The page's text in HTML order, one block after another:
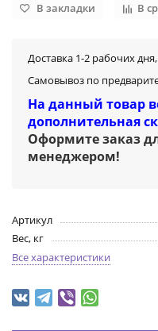
В закладки В
Доставка 1-2 рабочих
Самовывоз по
На данный товар
дополнительная
Оформите заказ
менеджером!
Артикул
Вес, кг
Все характеристики